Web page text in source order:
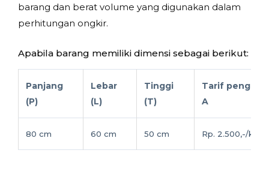
barang dan berat volume yang digunakan dalam
perhitungan ongkir.
Apabila barang memiliki dimensi sebagai berikut:
Panjang
(P)
Lebar
(L)
Tinggi
(T)
Tarif
A
80 cm 60 cm 50 cm Rp. 2.500,-/kg